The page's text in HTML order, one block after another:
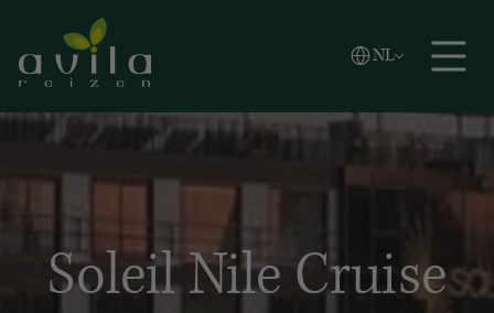
Zoeken
NL
Vlaams
English
Soleil Nile Cruise